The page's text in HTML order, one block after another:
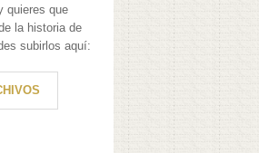
quieres que
la historia de
subirlos aquí: